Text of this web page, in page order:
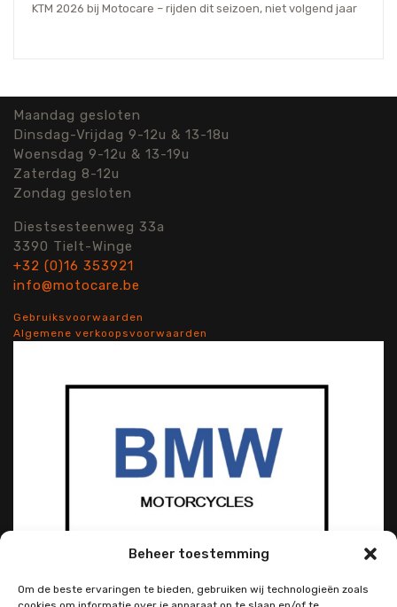
Beheer toestemming
Om de beste ervaringen te bieden, gebruiken wij technologieën zoals
KTM 2026 bij Motocare – rijden dit seizoen, niet volgend jaar
Maandag gesloten
Dinsdag-Vrijdag 9-12u & 13-18u
Woensdag 9-12u & 13-19u
Zaterdag 8-12u
Zondag gesloten
Diestsesteenweg 33a
3390 Tielt-Winge
+32 (0)16 353921
info@motocare.be
Gebruiksvoorwaarden
Algemene verkoopsvoorwaarden